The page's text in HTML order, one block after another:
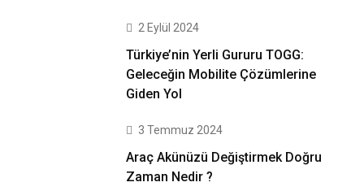
2 Eylül 2024
Türkiye’nin Yerli Gururu TOGG:
Geleceğin Mobilite Çözümlerine
Giden Yol
3 Temmuz 2024
Araç Akünüzü Değiştirmek Doğru
Zaman Nedir ?